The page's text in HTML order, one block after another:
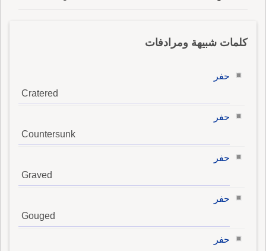
كلمات شبيهة ومرادفات
حفر
Cratered
حفر
Countersunk
حفر
Graved
حفر
Gouged
حفر